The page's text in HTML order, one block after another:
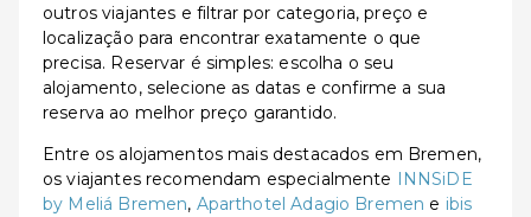
outros viajantes e filtrar por categoria, preço e
localização para encontrar exatamente o que
precisa. Reservar é simples: escolha o seu
alojamento, selecione as datas e confirme a sua
reserva ao melhor preço garantido.
Entre os alojamentos mais destacados em Bremen,
os viajantes recomendam especialmente INNSiDE
by Meliá Bremen, Aparthotel Adagio Bremen e ibis